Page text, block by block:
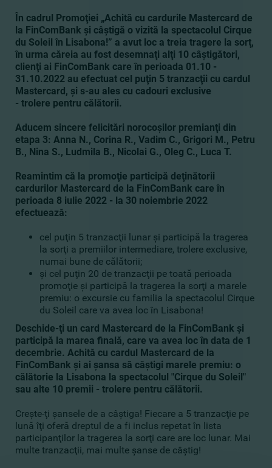
În cadrul Promoţiei „Achită cu cardurile Mastercard de
la FinComBank şi câştigă o vizită la spectacolul Cirque
du Soleil în Lisabona!” a avut loc a treia tragere la sorţ,
în urma căreia au fost desemnaţi alţi 10 câştigători,
clienţi ai FinComBank care în perioada 01.10 -
31.10.2022 au efectuat cel puţin 5 tranzacţii cu cardul
Mastercard, şi s-au ales cu cadouri exclusive
- trolere pentru călătorii.
Aducem sincere felicitări norocoşilor premianţi din
etapa 3: Anna N., Corina R., Vadim C., Grigori M., Petru
B., Nina S., Ludmila B., Nicolai G., Oleg C., Luca T.
Reamintim că la promoţie participă deţinătorii
cardurilor Mastercard de la FinComBank care în
perioada 8 iulie 2022 - la 30 noiembrie 2022
efectuează:
cel puţin 5 tranzacţii lunar şi participă la tragerea
la sorţi a premiilor intermediare, trolere exclusive,
numai bune de călătorii;
şi cel puţin 20 de tranzacţii pe toată perioada
promoţie şi participă la tragerea la sorţi a marele
premiu: o excursie cu familia la spectacolul Cirque
du Soleil care va avea loc în Lisabona!
Deschide-ţi un card Mastercard de la FinComBank şi
participă la marea finală, care va avea loc în data de 1
decembrie. Achită cu cardul Mastercard de la
FinComBank şi ai şansa să câştigi marele premiu: o
călătorie la Lisabona la spectacolul "Cirque du Soleil"
sau alte 10 premii - trolere pentru călătorii.
Creşte-ţi şansele de a câştiga! Fiecare a 5 tranzacţie pe
lună îţi oferă dreptul de a fi inclus repetat în lista
participanţilor la tragerea la sorţi care are loc lunar. Mai
multe tranzacţii, mai multe şanse de câştig!